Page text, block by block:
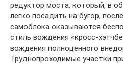
редуктор моста, который, в
легко посадить на бугор,
самоблока оказываются
стиль вождения «кросс-
вождения полноценного
Труднопроходимые участки